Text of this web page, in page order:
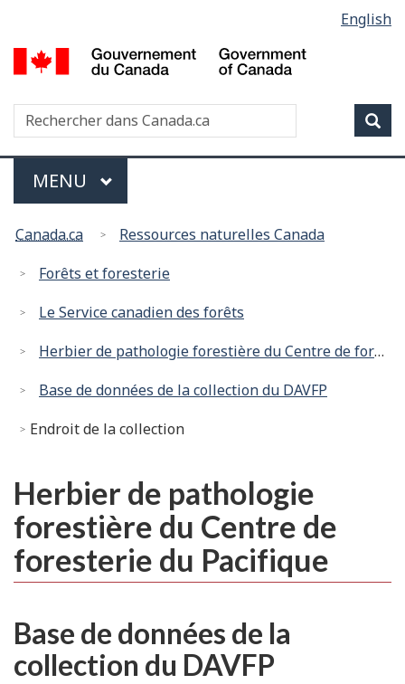
au
contenu
la
HTML
simplifiée
de
la
langue
English
of
Recherche
Menu
MENU PRINCIPAL
êtes
ici
Canada.ca
Ressources naturelles Canada
Forêts et foresterie
Le Service canadien des forêts
Herbier de pathologie forestière du Centre de foresterie du Pacifique
Base de données de la collection du DAVFP
Endroit de la collection
Herbier de pathologie
forestière du Centre de
foresterie du Pacifique
Base de données de la
collection du DAVFP